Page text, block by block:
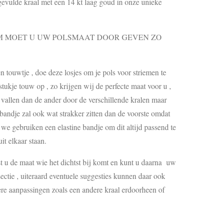
U UW POLSMAAT DOOR GEVEN ZO
touwtje , doe deze losjes om je pols voor striemen te
touw op , zo krijgen wij de perfecte maat voor u ,
dan de ander door de verschillende kralen maar
zal ook wat strakker zitten dan de voorste omdat
gebruiken een elastine bandje om dit altijd passend te
elkaar staan.
u de maat wie het dichtst bij komt en kunt u daarna uw
, uiteraard eventuele suggesties kunnen daar ook
aanpassingen zoals een andere kraal erdoorheen of